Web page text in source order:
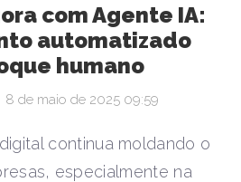
com Agente IA:
automatizado
humano
8 de maio de 2025 09:59
continua moldando o
especialmente na